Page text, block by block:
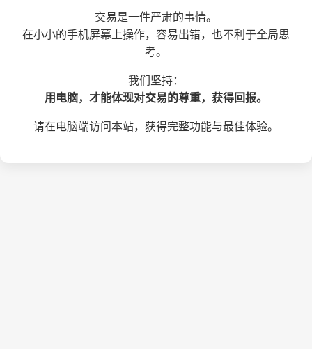
交易是一件严肃的事情。
在小小的手机屏幕上操作，容易出错，也不利于全局思
考。
我们坚持：
用电脑，才能体现对交易的尊重，获得回报。
请在电脑端访问本站，获得完整功能与最佳体验。